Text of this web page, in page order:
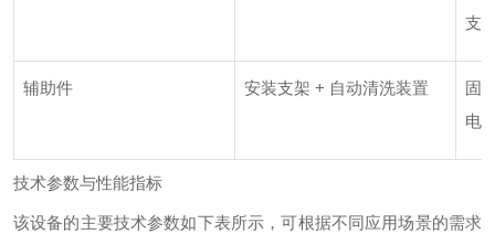
支
辅助件 安装支架 + 自动清洗装置
固
电
技术参数与性能指标
该设备的主要技术参数如下表所示，可根据不同应用场景的需求